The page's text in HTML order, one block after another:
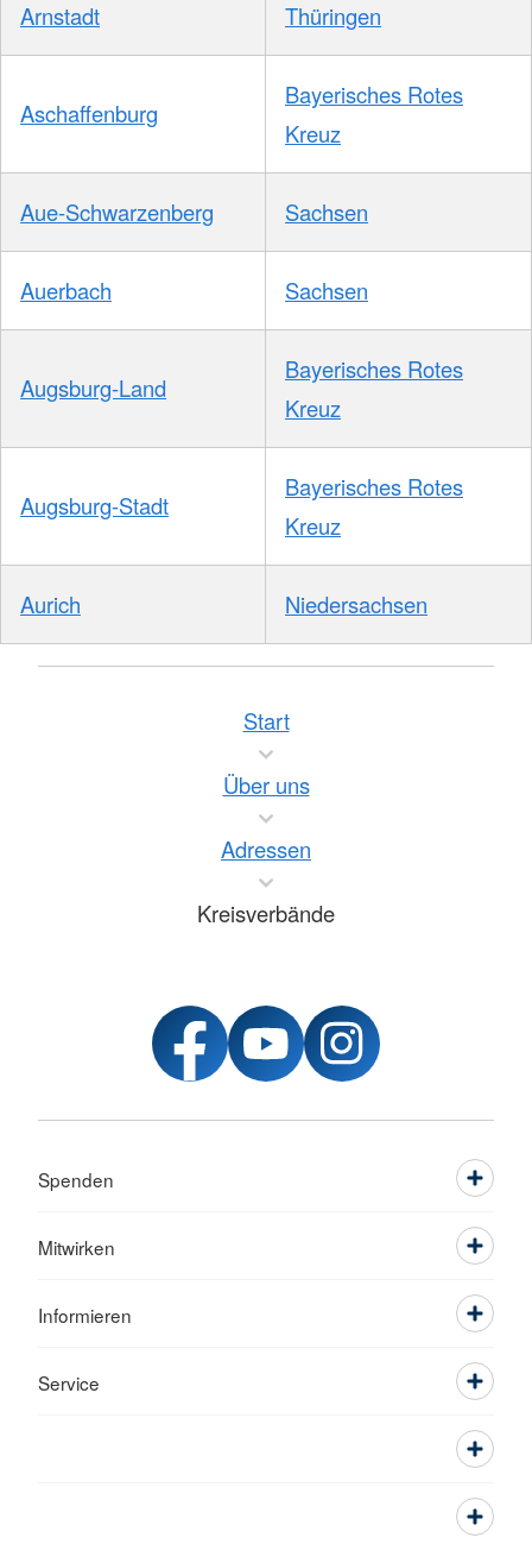
Arnstadt Thüringen
Aschaffenburg
Bayerisches Rotes
Kreuz
Aue-Schwarzenberg Sachsen
Auerbach Sachsen
Augsburg-Land
Bayerisches Rotes
Kreuz
Augsburg-Stadt
Bayerisches Rotes
Kreuz
Aurich Niedersachsen
Start
Über uns
Adressen
Kreisverbände
Spenden
Mitwirken
Informieren
Service